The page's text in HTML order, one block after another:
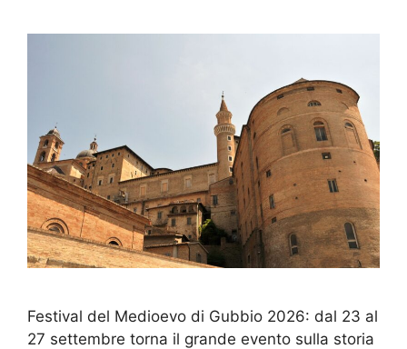
Festival del Medioevo di Gubbio 2026: dal 23 al
27 settembre torna il grande evento sulla storia